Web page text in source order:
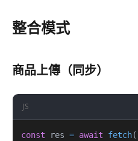
整合模式
商品上傳（同步）
JS
const res = await fetch(